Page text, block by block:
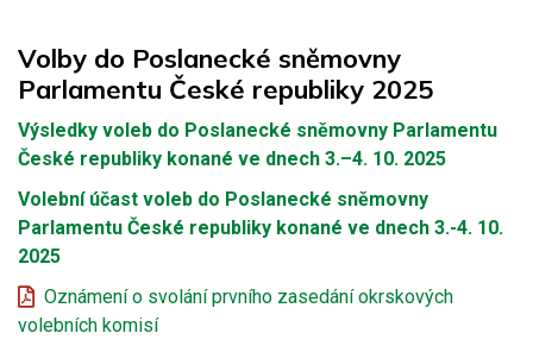
Volby do Poslanecké sněmovny
Parlamentu České republiky 2025
Výsledky voleb do Poslanecké sněmovny Parlamentu
České republiky konané ve dnech 3.–4. 10. 2025
Volební účast voleb do Poslanecké sněmovny
Parlamentu České republiky konané ve dnech 3.-4. 10.
2025
Oznámení o svolání prvního zasedání okrskových
volebních komisí